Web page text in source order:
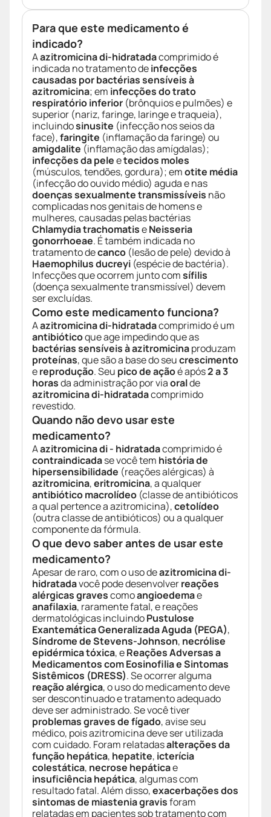
Para que este medicamento é
indicado?
Aazitromicina di-hidratadacomprimido é
indicada no tratamento deinfecções
causadas por bactérias sensíveis à
azitromicina; em infecções do trato
respiratório inferior (brônquios e pulmões) e
superior (nariz, faringe, laringe e traqueia),
incluindosinusite (infecção nos seios da
face),faringite (inflamação da faringe) ou
amigdalite (inflamação das amígdalas);
infecções da peleetecidos moles
(músculos, tendões, gordura); emotite média
(infecção do ouvido médio) aguda e nas
doenças sexualmente transmissíveis não
complicadas nos genitais de homens e
mulheres, causadas pelas bactérias
Chlamydia trachomatiseNeisseria
gonorrhoeae. É também indicada no
tratamento decanco (lesão de pele) devido à
Haemophilus ducreyi (espécie de bactéria).
Infecções que ocorrem junto comsífilis
(doença sexualmente transmissível) devem
ser excluídas.
Como este medicamento funciona?
Aazitromicina di-hidratadacomprimido é um
antibióticoque age impedindo que as
bactérias sensíveis à azitromicinaproduzam
proteínas, que são a base do seucrescimento
ereprodução. Seu pico de açãoé após2 a 3
horasda administração por viaoralde
azitromicina di-hidratadacomprimido
revestido.
Quando não devo usar este
medicamento?
Aazitromicina di - hidratadacomprimido é
contraindicadase você tem história de
hipersensibilidade (reações alérgicas) à
azitromicina,eritromicina, a qualquer
antibiótico macrolídeo (classe de antibióticos
a qual pertence a azitromicina),cetolídeo
(outra classe de antibióticos) ou a qualquer
componente da fórmula.
O que devo saber antes de usar este
medicamento?
Apesar de raro, com o uso deazitromicina di-
hidratadavocê pode desenvolverreações
alérgicas gravescomoangioedemae
anafilaxia, raramente fatal, e reações
dermatológicas incluindoPustulose
Exantemática Generalizada Aguda (PEGA),
Síndrome de Stevens-Johnson, necrólise
epidérmica tóxica, eReações Adversas a
Medicamentos com Eosinofilia e Sintomas
Sistêmicos (DRESS). Se ocorrer alguma
reação alérgica, o uso do medicamento deve
ser descontinuado e tratamento adequado
deve ser administrado. Se você tiver
problemas graves de fígado, avise seu
médico, pois azitromicina deve ser utilizada
com cuidado. Foram relatadasalterações da
função hepática, hepatite, icterícia
colestática, necrose hepáticae
insuficiência hepática, algumas com
resultado fatal. Além disso,exacerbações dos
sintomas de miastenia gravisforam
relatadas em pacientes sob tratamento com